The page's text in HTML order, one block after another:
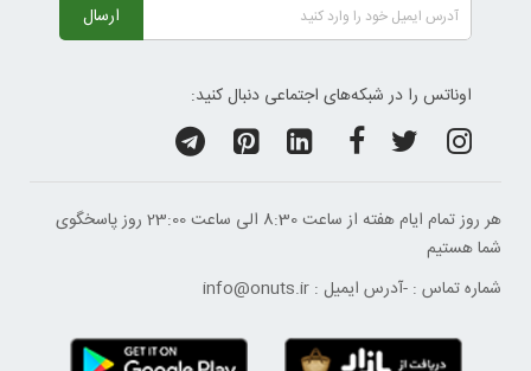
ارسال
اوناتس را در شبکه‌های اجتماعی دنبال کنید:
هر روز تمام ایام هفته از ساعت 8:30 الی ساعت 23:00 ‌روز پاسخگوی
شما هستیم
شماره تماس : -آدرس ایمیل : info@onuts.ir